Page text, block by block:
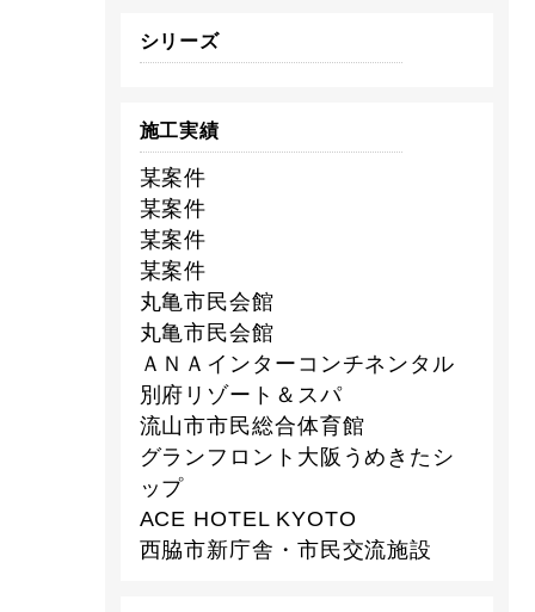
シリーズ
施工実績
某案件
某案件
某案件
某案件
丸亀市民会館
丸亀市民会館
ＡＮＡインターコンチネンタル
別府リゾート＆スパ
流山市市民総合体育館
グランフロント大阪うめきたシ
ップ
ACE HOTEL KYOTO
西脇市新庁舎・市民交流施設